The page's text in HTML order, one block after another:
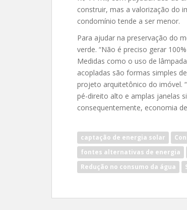
construir, mas a valorização do
condomínio tende a ser menor.
Para ajudar na preservação do
verde. “Não é preciso gerar
Medidas como o uso de
acopladas são formas simples
projeto arquitetônico do imóvel.
pé-direito alto e amplas janelas
consequentemente, economia
captação de energia solar
fontes alternativas de energia
Redução no consumo da água